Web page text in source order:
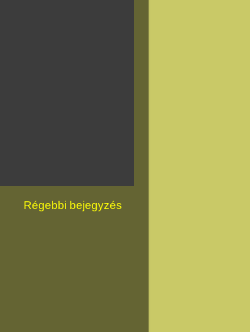
Régebbi bejegyzés